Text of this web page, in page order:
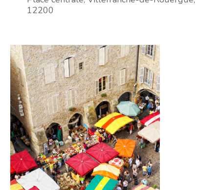
12200